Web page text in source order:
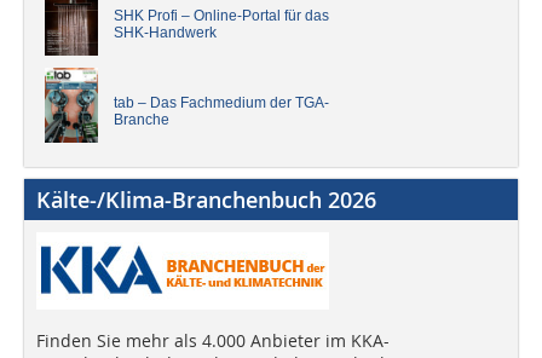
SHK Profi – Online-Portal für das
SHK-Handwerk
tab – Das Fachmedium der TGA-
Branche
Kälte-/Klima-Branchenbuch 2026
Finden Sie mehr als 4.000 Anbieter im KKA-